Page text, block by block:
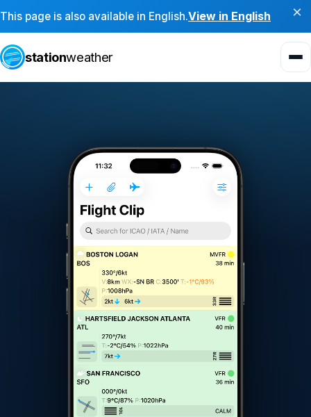
This page is also available in English.View in English ×
stationweather